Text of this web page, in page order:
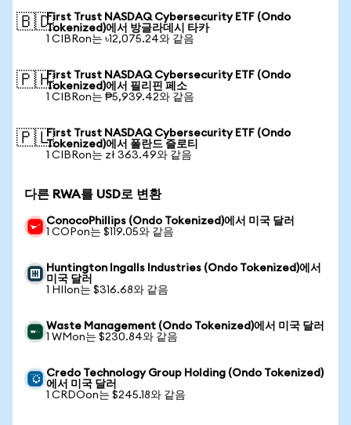
🇧🇩First Trust NASDAQ Cybersecurity ETF (Ondo
Tokenized)에서 방글라데시 타카
1 CIBRon는 ৳12,075.24와 같음
🇵🇭First Trust NASDAQ Cybersecurity ETF (Ondo
Tokenized)에서 필리핀 페소
1 CIBRon는 ₱5,939.42와 같음
🇵🇱First Trust NASDAQ Cybersecurity ETF (Ondo
Tokenized)에서 폴란드 즐로티
1 CIBRon는 zł 363.49와 같음
다른 RWA를 USD로 변환
ConocoPhillips (Ondo Tokenized)에서 미국 달러
1 COPon는 $119.05와 같음
Huntington Ingalls Industries (Ondo Tokenized)에서
미국 달러
1 HIIon는 $316.68와 같음
Waste Management (Ondo Tokenized)에서 미국 달러
1 WMon는 $230.84와 같음
Credo Technology Group Holding (Ondo Tokenized)
에서 미국 달러
1 CRDOon는 $245.18와 같음